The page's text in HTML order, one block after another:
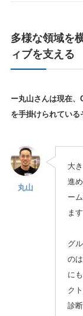
多様な領域を
ィブを支える
ー丸山さんは現在
を手掛けられている
丸山
大
進
ー
ます
グ
のは
に
ク
診